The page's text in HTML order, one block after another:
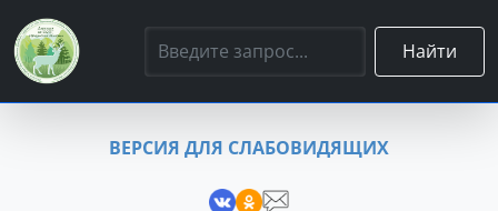
Найти
ВЕРСИЯ ДЛЯ СЛАБОВИДЯЩИХ